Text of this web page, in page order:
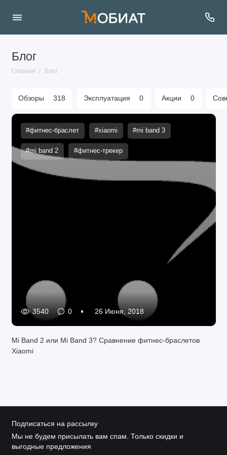
Блог
Главная Блог
Обзоры 318 Эксплуатация 0 Акции 0
#фитнес-браслет #xiaomi #mi band 3
#mi band 2 #фитнес-трекер
3540 0 26 Июня, 2018
Mi Band 2 или Mi Band 3? Сравнение фитнес-браслетов
Xiaomi
Подписаться на рассылку
Мы не будем присылать вам спам. Только скидки и
выгодные предложения